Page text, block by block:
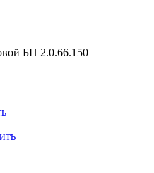
БП 2.0.66.150